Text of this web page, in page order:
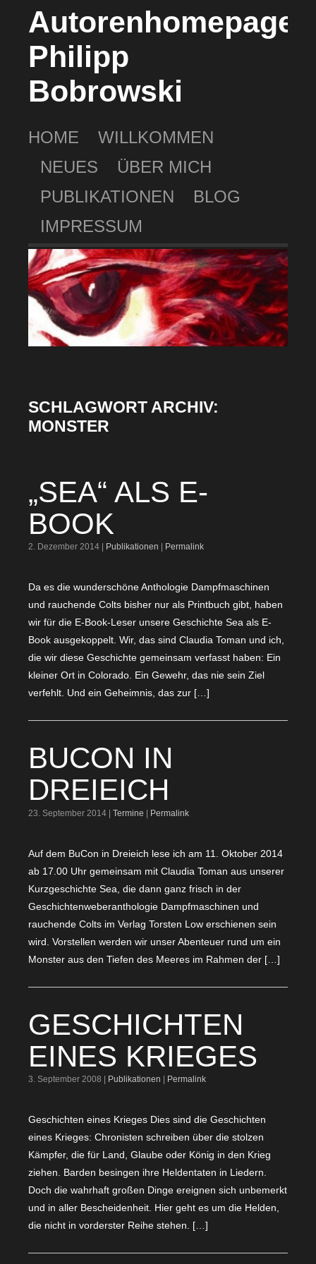
Autorenhomepage
Philipp
Bobrowski
HOME
WILLKOMMEN
NEUES
ÜBER MICH
PUBLIKATIONEN
BLOG
IMPRESSUM
SCHLAGWORT ARCHIV:
MONSTER
„SEA“ ALS E-
BOOK
2. Dezember 2014 | Publikationen Permalink
Da es die wunderschöne Anthologie Dampfmaschinen
und rauchende Colts bisher nur als Printbuch gibt, haben
wir für die E-Book-Leser unsere Geschichte Sea als E-
Book ausgekoppelt. Wir, das sind Claudia Toman und ich,
die wir diese Geschichte gemeinsam verfasst haben: Ein
kleiner Ort in Colorado. Ein Gewehr, das nie sein Ziel
verfehlt. Und ein Geheimnis, das zur […]
BUCON IN
DREIEICH
23. September 2014 | Termine Permalink
Auf dem BuCon in Dreieich lese ich am 11. Oktober 2014
ab 17.00 Uhr gemeinsam mit Claudia Toman aus unserer
Kurzgeschichte Sea, die dann ganz frisch in der
Geschichtenweberanthologie Dampfmaschinen und
rauchende Colts im Verlag Torsten Low erschienen sein
wird. Vorstellen werden wir unser Abenteuer rund um ein
Monster aus den Tiefen des Meeres im Rahmen der […]
GESCHICHTEN
EINES KRIEGES
3. September 2008 | Publikationen Permalink
Geschichten eines Krieges Dies sind die Geschichten
eines Krieges: Chronisten schreiben über die stolzen
Kämpfer, die für Land, Glaube oder König in den Krieg
ziehen. Barden besingen ihre Heldentaten in Liedern.
Doch die wahrhaft großen Dinge ereignen sich unbemerkt
und in aller Bescheidenheit. Hier geht es um die Helden,
die nicht in vorderster Reihe stehen. […]